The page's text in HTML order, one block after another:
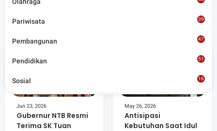
Artikel Terkait
Jun 23, 2026
Gubernur NTB Resmi
Terima SK Tuan
May 26, 2026
Antisipasi
Kebutuhan Saat Idul
Pariwisata 39
Pembangunan 47
Pendidikan 51
Sosial
16